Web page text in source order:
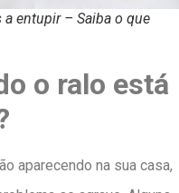
entupir – Saiba o que
o ralo está
aparecendo na sua casa,